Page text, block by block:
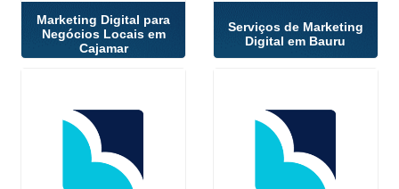
Marketing Digital para
Negócios Locais em
Cajamar
Serviços de Marketing
Digital em Bauru